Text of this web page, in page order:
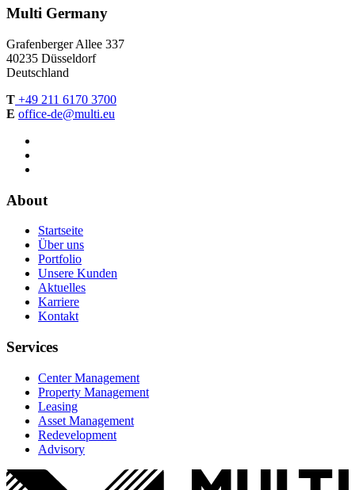
Multi Germany
Grafenberger Allee 337
40235 Düsseldorf
Deutschland
T +49 211 6170 3700
E office-de@multi.eu
About
Startseite
Über uns
Portfolio
Unsere Kunden
Aktuelles
Karriere
Kontakt
Services
Center Management
Property Management
Leasing
Asset Management
Redevelopment
Advisory